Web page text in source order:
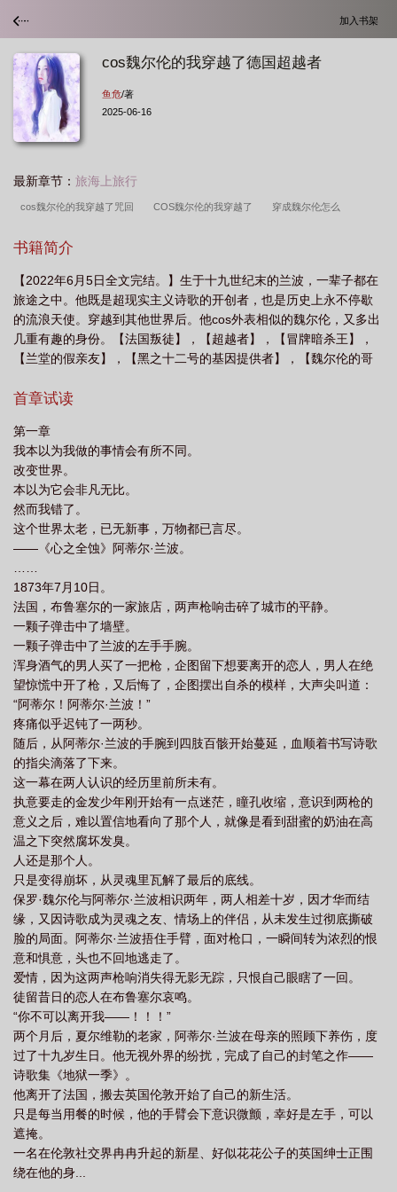
加入书架
cos魏尔伦的我穿越了德国超越者
鱼危/著
2025-06-16
最新章节： 旅海上旅行
cos魏尔伦的我穿越了咒回 COS魏尔伦的我穿越了 穿成魏尔伦怎么
穿越了百度
穿越了晋江 魏尔伦萌娘百科 魏尔伦晋江 cos魏尔伦的我穿越了TXT 魏
尔伦的异能力 cos魏尔伦的我穿越了免费阅读 cos魏尔伦的我穿越了番
外 魏尔伦人设 魏尔伦的异能 cos魏尔伦的我穿越了观影体 cos魏尔伦
的我穿越了链接 主角魏尔伦的 cos魏尔伦的我穿越了观影体免费阅读 魏尔
者
书籍简介
【2022年6月5日全文完结。】生于十九世纪末的兰波，一辈子都在
旅途之中。他既是超现实主义诗歌的开创者，也是历史上永不停歇
的流浪天使。穿越到其他世界后。他cos外表相似的魏尔伦，又多出
几重有趣的身份。【法国叛徒】，【超越者】，【冒牌暗杀王】，
【兰堂的假亲友】，【黑之十二号的基因提供者】，【魏尔伦的哥
样的旅者】。★根据三次元史实，本文是主攻文。★提示：正文会
为自己穿成文野魏尔伦，但其实不是，他的身份是魏尔伦的基因提
供者。
首章试读
第一章
我本以为我做的事情会有所不同。
改变世界。
本以为它会非凡无比。
然而我错了。
这个世界太老，已无新事，万物都已言尽。
——《心之全蚀》阿蒂尔·兰波。
1873年7月10日。
法国，布鲁塞尔的一家旅店，两声枪响击碎了城市的平静。
一颗子弹击中了墙壁。
一颗子弹击中了兰波的左手手腕。
浑身酒气的男人买了一把枪，企图留下想要离开的恋人，男人在绝
望惊慌中开了枪，又后悔了，企图摆出自杀的模样，大声尖叫道：
“阿蒂尔！阿蒂尔·兰波！”
疼痛似乎迟钝了一两秒。
随后，从阿蒂尔·兰波的手腕到四肢百骸开始蔓延，血顺着书写诗歌
的指尖滴落了下来。
这一幕在两人认识的经历里前所未有。
执意要走的金发少年刚开始有一点迷茫，瞳孔收缩，意识到两枪的
意义之后，难以置信地看向了那个人，就像是看到甜蜜的奶油在高
温之下突然腐坏发臭。
人还是那个人。
只是变得崩坏，从灵魂里瓦解了最后的底线。
保罗·魏尔伦与阿蒂尔·兰波相识两年，两人相差十岁，因才华而结
缘，又因诗歌成为灵魂之友、情场上的伴侣，从未发生过彻底撕破
脸的局面。阿蒂尔·兰波捂住手臂，面对枪口，一瞬间转为浓烈的恨
意和惧意，头也不回地逃走了。
爱情，因为这两声枪响消失得无影无踪，只恨自己眼瞎了一回。
徒留昔日的恋人在布鲁塞尔哀鸣。
“你不可以离开我——！！！”
两个月后，夏尔维勒的老家，阿蒂尔·兰波在母亲的照顾下养伤，度
过了十九岁生日。他无视外界的纷扰，完成了自己的封笔之作——
诗歌集《地狱一季》。
他离开了法国，搬去英国伦敦开始了自己的新生活。
只是每当用餐的时候，他的手臂会下意识微颤，幸好是左手，可以
遮掩。
一名在伦敦社交界冉冉升起的新星、好似花花公子的英国绅士正围
绕在他的身...